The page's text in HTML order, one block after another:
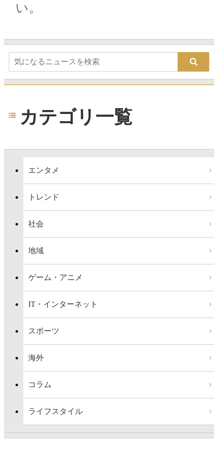
い。
カテゴリ一覧
エンタメ
トレンド
社会
地域
ゲーム・アニメ
IT・インターネット
スポーツ
海外
コラム
ライフスタイル